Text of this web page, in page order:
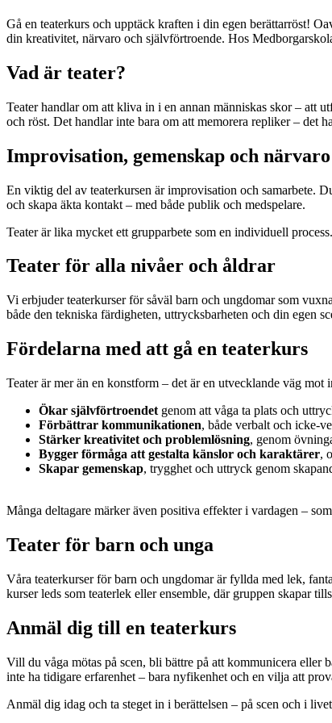
Gå en teaterkurs och upptäck kraften i din egen berättarröst!
din kreativitet, närvaro och självförtroende. Hos
Vad är teater?
Teater handlar om att kliva in i en annan människas skor – att
och röst. Det handlar inte bara om att memorera repliker – det
Improvisation, gemenskap och närvaro
En viktig del av teaterkursen är improvisation och samarbete.
och skapa äkta kontakt – med både publik och medspelare.
Teater är lika mycket ett grupparbete som en individuell
Teater för alla nivåer och åldrar
Vi erbjuder teaterkurser för såväl barn och ungdomar som
både den tekniska färdigheten, uttrycksbarheten och din egen
Fördelarna med att gå en teaterkurs
Teater är mer än en konstform – det är en utvecklande väg mot
Ökar självförtroendet genom att våga ta plats och
Förbättrar kommunikationen, både verbalt och icke-
Stärker kreativitet och problemlösning, genom
Bygger förmåga att gestalta känslor och karaktärer,
Skapar gemenskap, trygghet och uttryck genom
Många deltagare märker även positiva effekter i vardagen –
Teater för barn och unga
Våra teaterkurser för barn och ungdomar är fyllda med lek,
kurser leds som teaterlek eller ensemble, där gruppen skapar
Anmäl dig till en teaterkurs
Vill du våga mötas på scen, bli bättre på att kommunicera eller
inte ha tidigare erfarenhet – bara nyfikenhet och en vilja att
Anmäl dig idag och ta steget in i berättelsen – på scen och i